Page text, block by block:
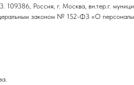
Россия, г. Москва, вн.тер.г.
законом № 152-ФЗ «О